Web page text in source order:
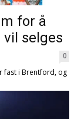
for å
selges
0
fast i Brentford, og